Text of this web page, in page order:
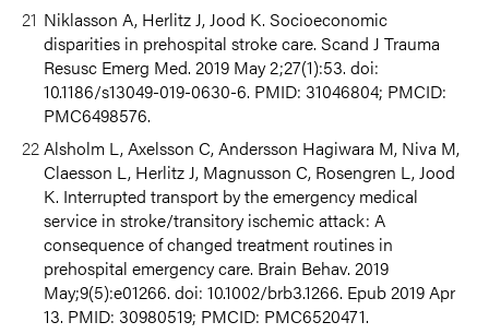
Niklasson A, Herlitz J, Jood K. Socioeconomic
disparities in prehospital stroke care. Scand J Trauma
Resusc Emerg Med. 2019 May 2;27(1):53. doi:
10.1186/s13049-019-0630-6. PMID: 31046804; PMCID:
PMC6498576.
Alsholm L, Axelsson C, Andersson Hagiwara M, Niva M,
Claesson L, Herlitz J, Magnusson C, Rosengren L, Jood
K. Interrupted transport by the emergency medical
service in stroke/transitory ischemic attack: A
consequence of changed treatment routines in
prehospital emergency care. Brain Behav. 2019
May;9(5):e01266. doi: 10.1002/brb3.1266. Epub 2019 Apr
13. PMID: 30980519; PMCID: PMC6520471.